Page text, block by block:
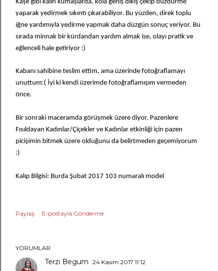
Kaşe gibi kalın kumaşlarda, kola geniş dikiş çekip büzdürme
yaparak yedirmek sıkıntı çıkarabiliyor. Bu yüzden, direk toplu
iğne yardımıyla yedirme yapmak daha düzgün sonuç veriyor. Bu
sırada minnak bir kürdandan yardım almak ise, olayı pratik ve
eğlenceli hale getiriyor :)
Kabanı sahibine teslim ettim, ama üzerinde fotoğraflamayı
unuttum:( İyi ki kendi üzerimde fotoğraflamışım vermeden
önce.
Bir sonraki maceramda görüşmek üzere diyor, Pazenlere
Fısıldayan Kadınlar/Çiçekler ve Kadınlar etkinliği için pazen
picişimin bitmek üzere olduğunu da belirtmeden geçemiyorum
:)
Kalıp Bilgisi: Burda Şubat 2017 103 numaralı model
Paylaş E-postayla Gönderme
YORUMLAR
Terzi Begum 24 Kasım 2017 11:12